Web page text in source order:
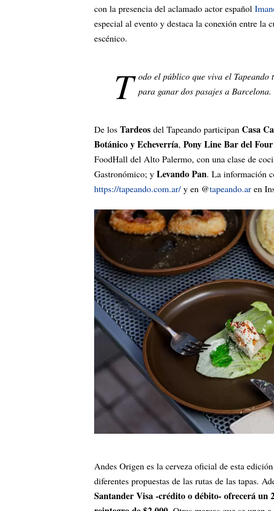
con la presencia del aclamado actor español
especial al evento y destaca la conexión entre la
escénico.
T odo el público que viva el
para ganar dos pasajes a Barcelona.
De los Tardeos del Tapeando participan Casa
Botánico y Echeverría, Pony Line Bar del
FoodHall del Alto Palermo, con una clase de
Gastronómico; y Levando Pan. La información
https://tapeando.com.ar/ y en @tapeando.ar en
Andes Origen es la cerveza oficial de esta
diferentes propuestas de las rutas de las tapas.
Santander Visa -crédito o débito- ofrecerá un